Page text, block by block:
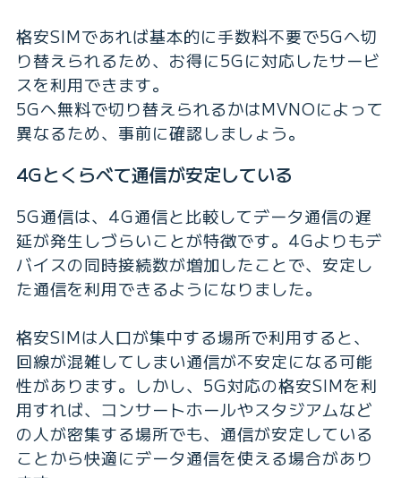
格安SIMであれば基本的に手数料不要で5Gへ切
り替えられるため、お得に5Gに対応したサービ
スを利用できます。
5Gへ無料で切り替えられるかはMVNOによって
異なるため、事前に確認しましょう。
4Gとくらべて通信が安定している
5G通信は、4G通信と比較してデータ通信の遅
延が発生しづらいことが特徴です。4Gよりもデ
バイスの同時接続数が増加したことで、安定し
た通信を利用できるようになりました。
格安SIMは人口が集中する場所で利用すると、
回線が混雑してしまい通信が不安定になる可能
性があります。しかし、5G対応の格安SIMを利
用すれば、コンサートホールやスタジアムなど
の人が密集する場所でも、通信が安定している
ことから快適にデータ通信を使える場合があり